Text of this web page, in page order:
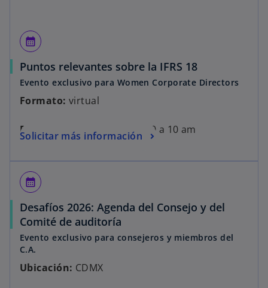
calendar_month
Puntos relevantes sobre la IFRS 18
Evento exclusivo para Women Corporate Directors
Formato: virtual
Fecha: 18 de febrero de 9:00 a 10 am
Solicitar más información
calendar_month
Desafíos 2026: Agenda del Consejo y del
Comité de auditoría
Evento exclusivo para consejeros y miembros del
C.A.
Ubicación: CDMX